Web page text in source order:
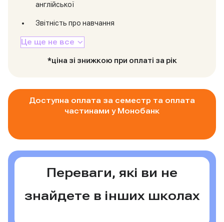
англійської
Звітність про навчання
Це ще не все
*ціна зі знижкою при оплаті за рік
Доступна оплата за семестр та оплата
частинами у Монобанк
Переваги, які ви не
знайдете в інших школах